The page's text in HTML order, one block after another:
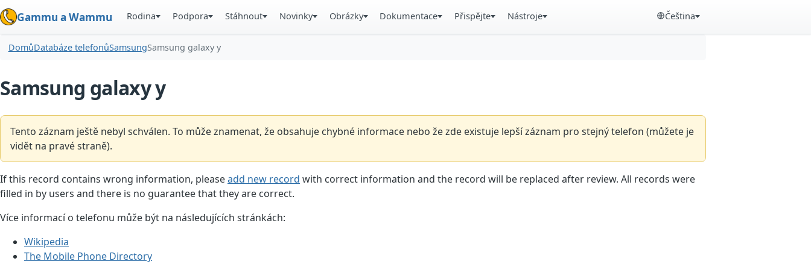
Gammu a Wammu Rodina Podpora Stáhnout Novinky Obrázky Dokumentace Přispějte Nástroje Čeština
DomůDatabáze telefonůSamsungSamsung galaxy y
Samsung galaxy y
Tento záznam ještě nebyl schválen. To může znamenat, že obsahuje chybné informace nebo že zde existuje lepší záznam pro stejný telefon (můžete je
vidět na pravé straně).
If this record contains wrong information, pleaseadd new record with correct information and the record will be replaced after review. All records were
filled in by users and there is no guarantee that they are correct.
Více informací o telefonu může být na následujících stránkách:
Wikipedia
The Mobile Phone Directory